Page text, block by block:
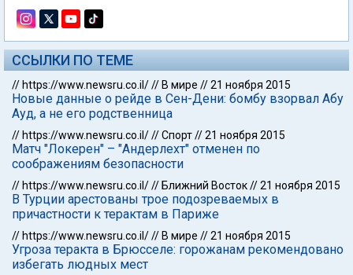
ССЫЛКИ ПО ТЕМЕ
// https://www.newsru.co.il/// В мире //21 ноября 2015
Новые данные о рейде в Сен-Дени: бомбу взорвал Абу
Ауд, а не его родственница
// https://www.newsru.co.il///Спорт//21 ноября 2015
Матч "Локерен" – "Андерлехт" отменен по
соображениям безопасности
// https://www.newsru.co.il/// Ближний Восток//21 ноября 2015
В Турции арестованы трое подозреваемых в
причастности к терактам в Париже
// https://www.newsru.co.il/// В мире //21 ноября 2015
Угроза теракта в Брюсселе: горожанам рекомендовано
избегать людных мест